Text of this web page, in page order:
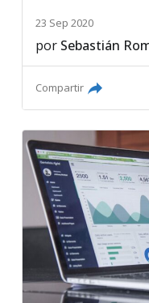
23 Sep 2020
por Sebastián
Compartir